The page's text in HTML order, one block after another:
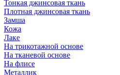
Тонкая джинсовая ткань
Плотная джинсовая ткань
Замша
Кожа
Лаке
На трикотажной основе
На тканевой основе
На флисе
Металлик